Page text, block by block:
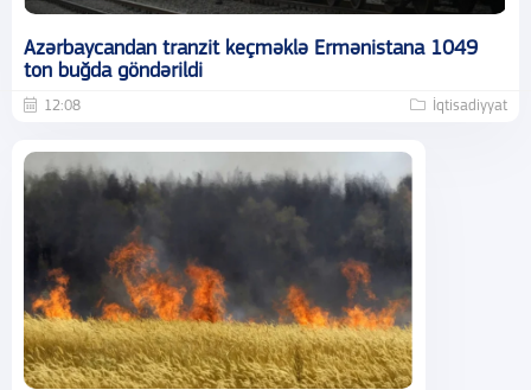
Azərbaycandan tranzit keçməklə Ermənistana 1049
ton buğda göndərildi
12:08 İqtisadiyyat